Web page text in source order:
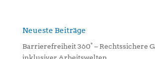
n
t
Neueste Beiträge
Barrierefreiheit 360° – Rechtssichere